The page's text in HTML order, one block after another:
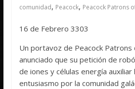
comunidad, Peacock, Peacock Patrons
16 de Febrero 3303
Un portavoz de Peacock Patrons
anunciado que su petición de
de iones y células energía auxiliar
entusiasmo por la comunidad